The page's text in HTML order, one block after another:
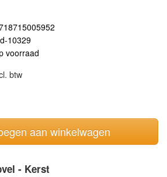
10329
voorraad
btw
aan winkelwagen
- Kerst